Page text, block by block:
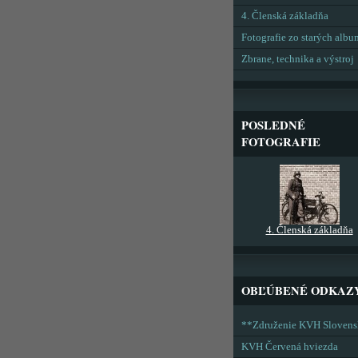
4. Členská základňa
Fotografie zo starých
Zbrane, technika a výstroj
POSLEDNÉ
FOTOGRAFIE
4. Členská základňa
OBĽÚBENÉ
**Združenie KVH
KVH Červená hviezda